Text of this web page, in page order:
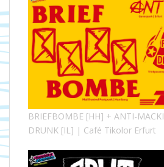
BRIEFBOMBE [HH] + ANTI-
DRUNK [IL] | Café Tikolor Erfurt